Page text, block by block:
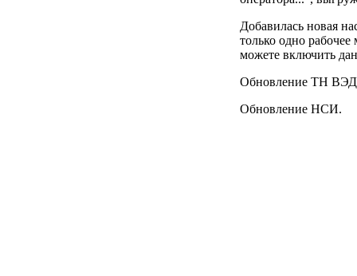
Добавилась новая
только одно
можете включить
Обновление ТН
Обновление НСИ.